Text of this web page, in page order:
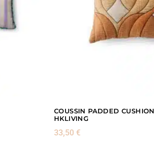
COUSSIN PADDED
HKLIVING
33,50 €